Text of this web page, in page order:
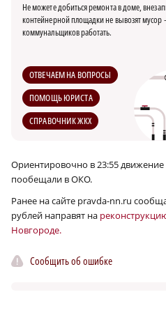
Не можете добиться ремонта в доме,
контейнерной площадки не вывозят мусор
коммунальщиков работать.
ОТВЕЧАЕМ НА ВОПРОСЫ
ПОМОЩЬ ЮРИСТА
СПРАВОЧНИК ЖКХ
Ориентировочно в 23:55 движение
пообещали в ОКО.
Ранее на сайте pravda-nn.ru
рублей направят на
Новгороде.
Сообщить об ошибке